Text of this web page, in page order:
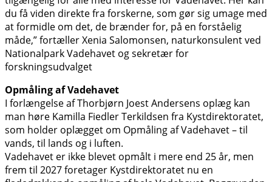
du få viden direkte fra forskerne, som gør sig umage med
at formidle om det, de brænder for, på en forståelig
måde,” fortæller Xenia Salomonsen, naturkonsulent ved
Nationalpark Vadehavet og sekretær for
forskningsudvalget
Opmåling af Vadehavet
I forlængelse af Thorbjørn Joest Andersens oplæg kan
man høre Kamilla Fiedler Terkildsen fra Kystdirektoratet,
som holder oplægget om Opmåling af Vadehavet – til
vands, til lands og i luften.
Vadehavet er ikke blevet opmålt i mere end 25 år, men
frem til 2027 foretager Kystdirektoratet nu en